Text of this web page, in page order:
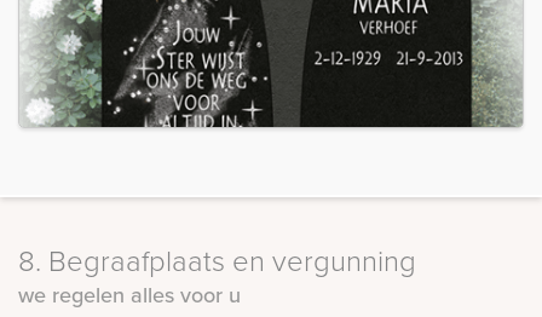
8. Begraafplaats en vergunning
we regelen alles voor u